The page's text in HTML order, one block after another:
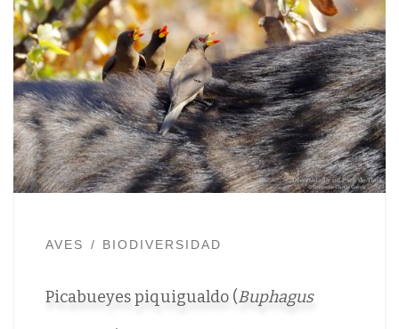
AVES BIODIVERSIDAD
Picabueyes piquigualdo (Buphagus